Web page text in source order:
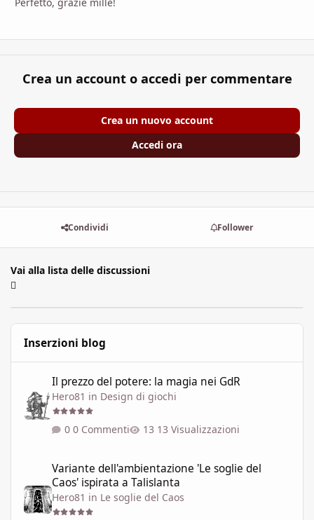
Perfetto, grazie mille!
Crea un account o accedi per commentare
Crea un nuovo account
Accedi ora
Condividi Follower
Vai alla lista delle discussioni
Inserzioni blog
Il prezzo del potere: la magia nei GdR
Hero81 in Design di giochi
0 Commenti 13 Visualizzazioni
Variante dell'ambientazione 'Le soglie del
Caos' ispirata a Talislanta
Hero81 in Le soglie del Caos